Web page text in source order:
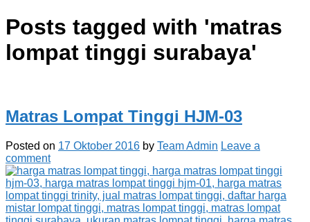
Posts tagged with 'matras
lompat tinggi surabaya'
Matras Lompat Tinggi HJM-03
Posted on 17 Oktober 2016 by Team Admin Leave a
comment